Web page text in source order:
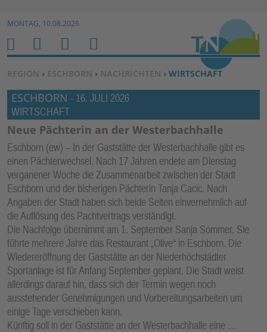
Zum Inhalt springen ↓
MONTAG, 10.08.2026
SIE BEFINDEN SICH HIER:
REGION › ESCHBORN › NACHRICHTEN › WIRTSCHAFT
ESCHBORN - 16. JULI 2026
WIRTSCHAFT
Neue Pächterin an der Westerbachhalle
Eschborn (ew) – In der Gaststätte der Westerbachhalle gibt es
einen Pächterwechsel. Nach 17 Jahren endete am Dienstag
verganener Woche die Zusammenarbeit zwischen der Stadt
Eschborn und der bisherigen Pächterin Tanja Cacic. Nach
Angaben der Stadt haben sich beide Seiten einvernehmlich auf
die Auflösung des Pachtvertrags verständigt.
Die Nachfolge übernimmt am 1. September Sanja Sommer. Sie
führte mehrere Jahre das Restaurant „Olive“ in Eschborn. Die
Wiedereröffnung der Gaststätte an der Niederhöchstädter
Sportanlage ist für Anfang September geplant. Die Stadt weist
allerdings darauf hin, dass sich der Termin wegen noch
ausstehender Genehmigungen und Vorbereitungsarbeiten um
einige Tage verschieben kann.
Künftig soll in der Gaststätte an der Westerbachhalle eine …
H
O
M
E
M
E
N
U
S
U
C
H
E
N
B
E
N
U
T
Z
E
R
F
U
N
K
TI
O
N
E
N